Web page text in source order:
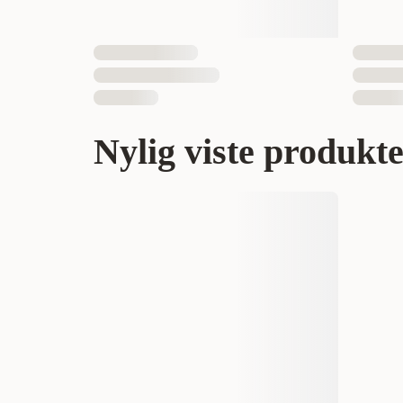
Nylig viste